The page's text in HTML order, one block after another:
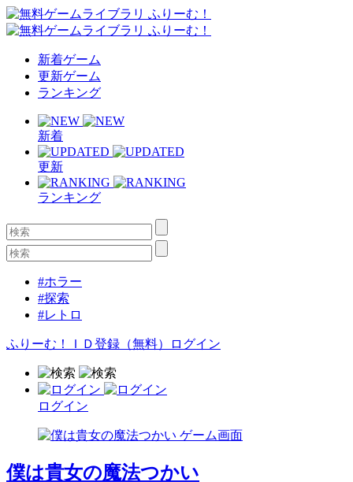
新着ゲーム
更新ゲーム
ランキング
新着
更新
ランキング
#ホラー
#探索
#レトロ
ふりーむ！ＩＤ登録（無料） ログイン
ログイン
僕は貴女の魔法つかい